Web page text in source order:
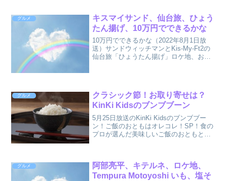
グルメ
キスマイサンド、仙台旅、ひょう
たん揚げ、10万円でできるかな
10万円でできるかな（2022年8月1日放
送）サンドウィッチマンとKis-My-Ft2の
仙台旅「ひょうたん揚げ」ロケ地、お取
グルメ
クラシック節！お取り寄せは？
KinKi Kidsのブンブブーン
5月25日放送のKinKi Kidsのブンブブー
ン！ご飯のおともはオレコレ！SP！食の
プロが選んだ美味しいご飯のおともと
グルメ
阿部亮平、キテルネ、ロケ地、
Tempura Motoyoshi いも、塩そ